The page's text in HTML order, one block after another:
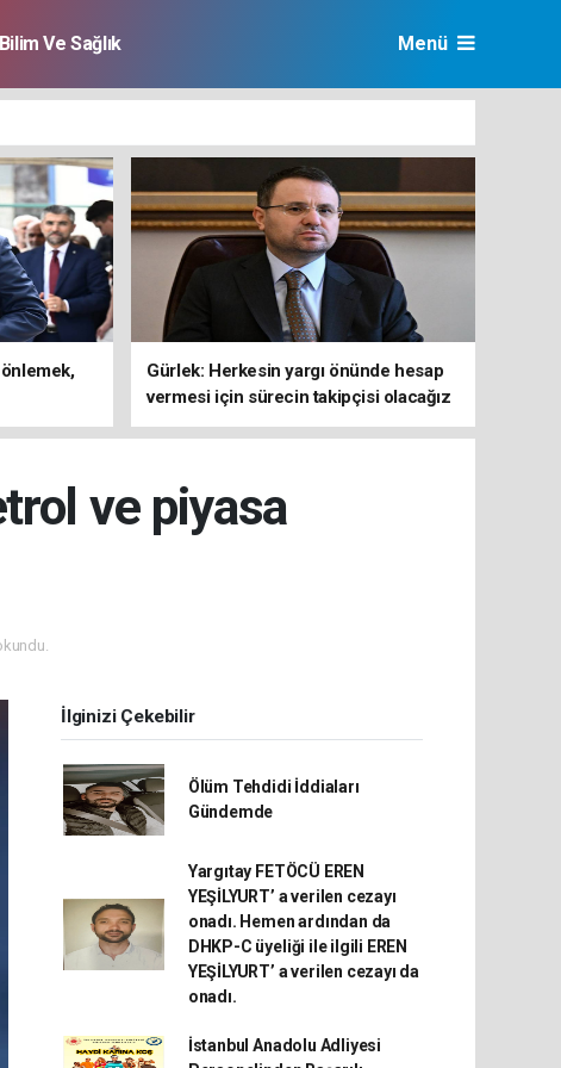
Bilim Ve Sağlık Menü
önlemek,
Gürlek: Herkesin yargı önünde hesap
vermesi için sürecin takipçisi olacağız
ve piyasa
İlginizi Çekebilir
Ölüm Tehdidi İddiaları
Gündemde
Yargıtay FETÖCÜ EREN
YEŞİLYURT’ a verilen cezayı
onadı. Hemen ardından da
DHKP-C üyeliği ile ilgili EREN
YEŞİLYURT’ a verilen cezayı da
onadı.
İstanbul Anadolu Adliyesi